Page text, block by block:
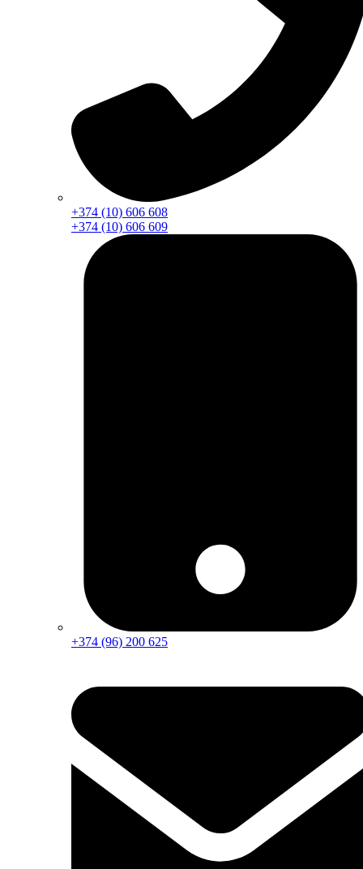
+374 (10) 606 608
+374 (10) 606 609
+374 (96) 200 625